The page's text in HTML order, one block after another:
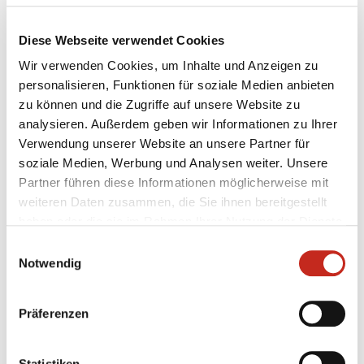
Diese Webseite verwendet Cookies
Wir verwenden Cookies, um Inhalte und Anzeigen zu
personalisieren, Funktionen für soziale Medien anbieten
zu können und die Zugriffe auf unsere Website zu
analysieren. Außerdem geben wir Informationen zu Ihrer
Verwendung unserer Website an unsere Partner für
soziale Medien, Werbung und Analysen weiter. Unsere
Partner führen diese Informationen möglicherweise mit
weiteren Daten zusammen, die Sie ihnen bereitgestellt
Notwendig
Präferenzen
Dienstag, 6. August, 12.30 Uhr:Deutschland - Portugal
Mittwoch, 7. August, 16.30 Uhr:Tunesien - Deutschland
15:36
Freitag, 9. August, 12.30 Uhr: Deutschland - Serbien.
30:22
Samstag, 10. August, 16.30 Uhr: Deutschland - Brasilien
28:22
Montag, 12. August, 14.30 Uhr:Island - Deutschland